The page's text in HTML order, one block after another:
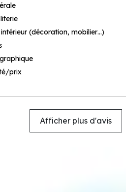
intérieur (décoration, mobilier…)
prix
Afficher plus d'avis